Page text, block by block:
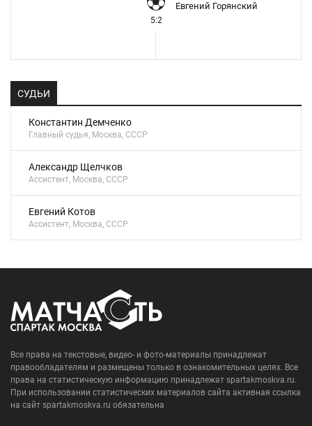
5:2
Евгений Горянский
СУДЬИ
Константин Демченко
Главный судья, Москва, СССР
Александр Щелчков
Ассистент, Москва, СССР
Евгений Котов
Ассистент, Москва, СССР
Все права на текстовые, видео- и фото-материалы принадлежат
правообладателям и размещены только в ознакомительных целях. Все
права на статистическую информацию принадлежат spartakmoskva.ru.
При использовании статистических материалов сайта активная ссылка
на сайт spartakmoskva.ru обязательна